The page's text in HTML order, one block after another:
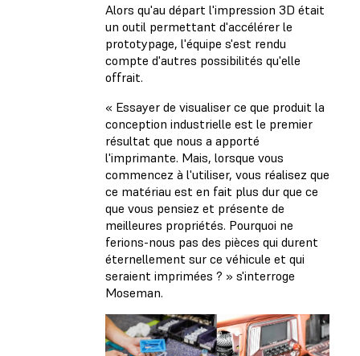
Alors qu'au départ l'impression 3D était
un outil permettant d'accélérer le
prototypage, l'équipe s'est rendu
compte d'autres possibilités qu'elle
offrait.
« Essayer de visualiser ce que produit la
conception industrielle est le premier
résultat que nous a apporté
l'imprimante. Mais, lorsque vous
commencez à l'utiliser, vous réalisez que
ce matériau est en fait plus dur que ce
que vous pensiez et présente de
meilleures propriétés. Pourquoi ne
ferions-nous pas des pièces qui durent
éternellement sur ce véhicule et qui
seraient imprimées ? » s'interroge
Moseman.